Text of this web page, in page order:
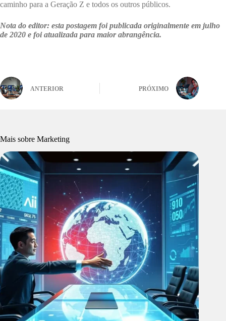
caminho para a Geração Z e todos os outros públicos.
Nota do editor: esta postagem foi publicada originalmente em julho
de 2020 e foi atualizada para maior abrangência.
ANTERIOR PRÓXIMO
Mais sobre Marketing